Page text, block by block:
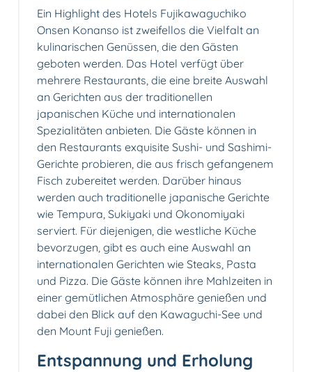
Ein Highlight des Hotels Fujikawaguchiko
Onsen Konanso ist zweifellos die Vielfalt an
kulinarischen Genüssen, die den Gästen
geboten werden. Das Hotel verfügt über
mehrere Restaurants, die eine breite Auswahl
an Gerichten aus der traditionellen
japanischen Küche und internationalen
Spezialitäten anbieten. Die Gäste können in
den Restaurants exquisite Sushi- und Sashimi-
Gerichte probieren, die aus frisch gefangenem
Fisch zubereitet werden. Darüber hinaus
werden auch traditionelle japanische Gerichte
wie Tempura, Sukiyaki und Okonomiyaki
serviert. Für diejenigen, die westliche Küche
bevorzugen, gibt es auch eine Auswahl an
internationalen Gerichten wie Steaks, Pasta
und Pizza. Die Gäste können ihre Mahlzeiten in
einer gemütlichen Atmosphäre genießen und
dabei den Blick auf den Kawaguchi-See und
den Mount Fuji genießen.
Entspannung und Erholung